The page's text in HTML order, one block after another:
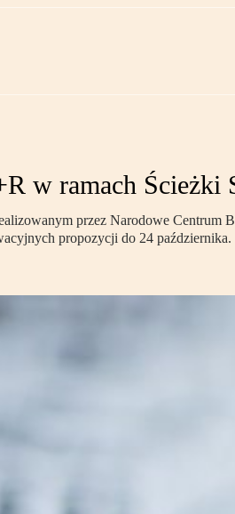
w ramach Ścieżki
przez Narodowe Centrum
propozycji do 24